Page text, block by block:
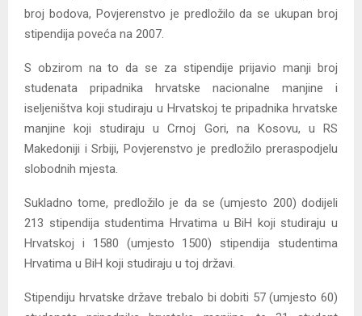
broj bodova, Povjerenstvo je predložilo da se ukupan broj
stipendija poveća na 2007.
S obzirom na to da se za stipendije prijavio manji broj
studenata pripadnika hrvatske nacionalne manjine i
iseljeništva koji studiraju u Hrvatskoj te pripadnika hrvatske
manjine koji studiraju u Crnoj Gori, na Kosovu, u RS
Makedoniji i Srbiji, Povjerenstvo je predložilo preraspodjelu
slobodnih mjesta.
Sukladno tome, predložilo je da se (umjesto 200) dodijeli
213 stipendija studentima Hrvatima u BiH koji studiraju u
Hrvatskoj i 1580 (umjesto 1500) stipendija studentima
Hrvatima u BiH koji studiraju u toj državi.
Stipendiju hrvatske države trebalo bi dobiti 57 (umjesto 60)